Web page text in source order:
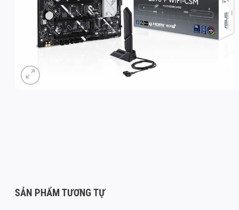
SẢN PHẨM TƯƠNG TỰ